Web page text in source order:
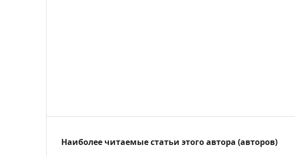
Наиболее читаемые статьи этого автора (авторов)